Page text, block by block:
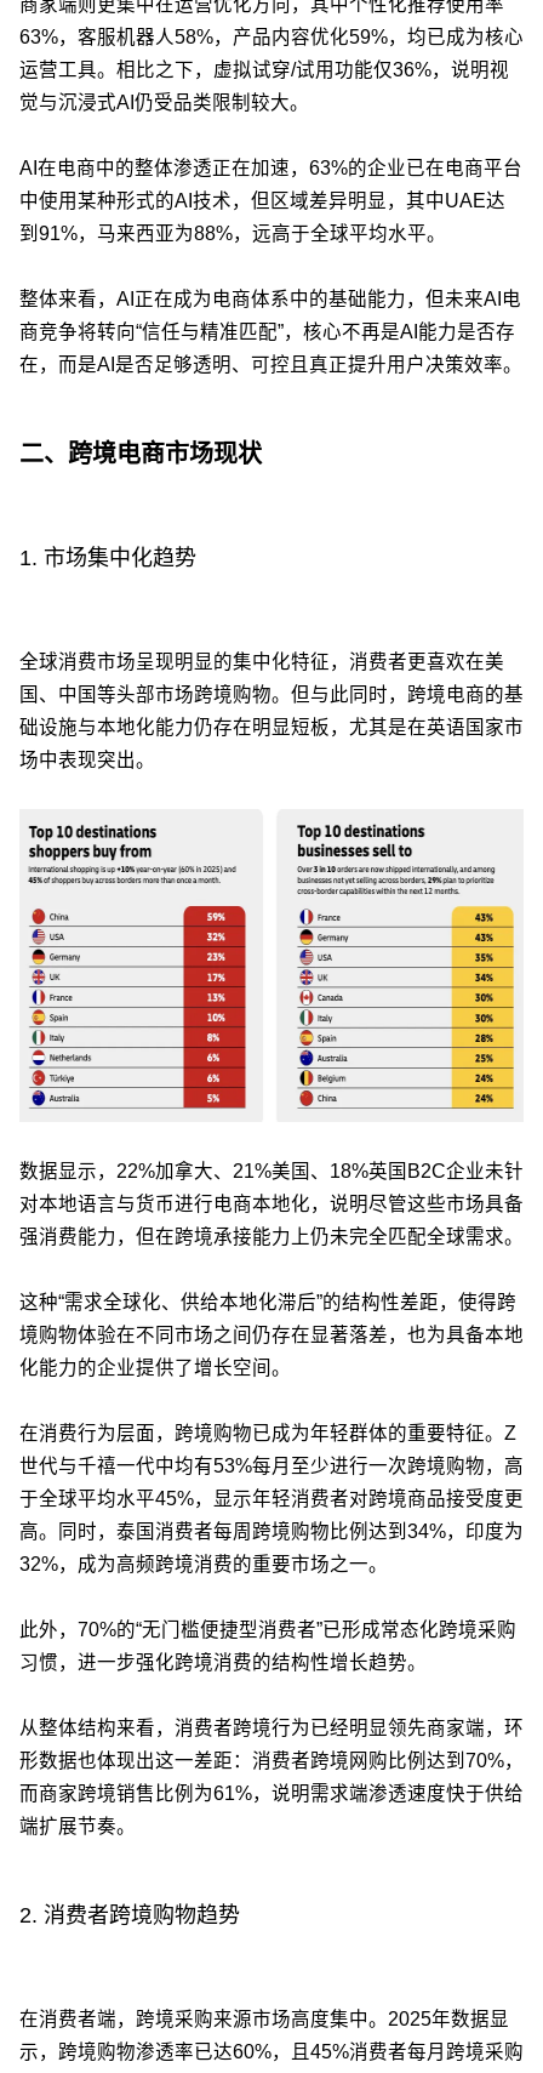
63%，客服机器人58%，产品内容优化59%，均已成为核心
运营工具。相比之下，虚拟试穿/试用功能仅36%，说明视
觉与沉浸式AI仍受品类限制较大。
AI在电商中的整体渗透正在加速，63%的企业已在电商平台
中使用某种形式的AI技术，但区域差异明显，其中UAE达
到91%，马来西亚为88%，远高于全球平均水平。
整体来看，AI正在成为电商体系中的基础能力，但未来AI电
商竞争将转向“信任与精准匹配”，核心不再是AI能力是否存
在，而是AI是否足够透明、可控且真正提升用户决策效率。
二、跨境电商市场现状
1. 市场集中化趋势
全球消费市场呈现明显的集中化特征，消费者更喜欢在美
国、中国等头部市场跨境购物。但与此同时，跨境电商的基
础设施与本地化能力仍存在明显短板，尤其是在英语国家市
场中表现突出。
数据显示，22%加拿大、21%美国、18%英国B2C企业未针
对本地语言与货币进行电商本地化，说明尽管这些市场具备
强消费能力，但在跨境承接能力上仍未完全匹配全球需求。
这种“需求全球化、供给本地化滞后”的结构性差距，使得跨
境购物体验在不同市场之间仍存在显著落差，也为具备本地
化能力的企业提供了增长空间。
在消费行为层面，跨境购物已成为年轻群体的重要特征。Z
世代与千禧一代中均有53%每月至少进行一次跨境购物，高
于全球平均水平45%，显示年轻消费者对跨境商品接受度更
高。同时，泰国消费者每周跨境购物比例达到34%，印度为
32%，成为高频跨境消费的重要市场之一。
此外，70%的“无门槛便捷型消费者”已形成常态化跨境采购
习惯，进一步强化跨境消费的结构性增长趋势。
从整体结构来看，消费者跨境行为已经明显领先商家端，环
形数据也体现出这一差距：消费者跨境网购比例达到70%，
而商家跨境销售比例为61%，说明需求端渗透速度快于供给
端扩展节奏。
2. 消费者跨境购物趋势
在消费者端，跨境采购来源市场高度集中。2025年数据显
示，跨境购物渗透率已达60%，且45%消费者每月跨境采购